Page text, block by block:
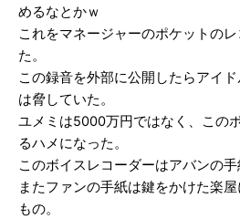
めるなとかｗ
これをマネージャーのポケットの
た。
この録音を外部に公開したらアイ
は脅していた。
ユメミは5000万円ではなく、この
るハメになった。
このボイスレコーダーはアバンの手
またファンの手紙は鍵をかけた楽
もの。